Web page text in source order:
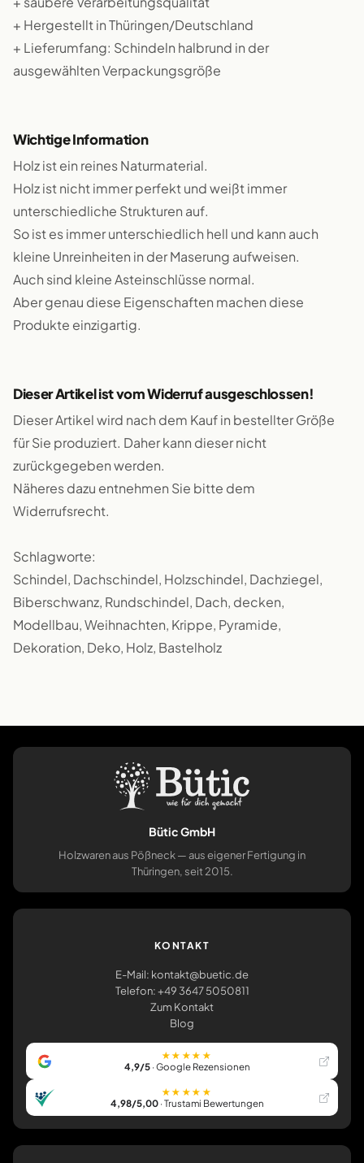
+ Hergestellt in Thüringen/Deutschland
+ Lieferumfang: Schindeln halbrund in der
ausgewählten Verpackungsgröße
Wichtige Information
Holz ist ein reines Naturmaterial.
Holz ist nicht immer perfekt und weißt immer
unterschiedliche Strukturen auf.
So ist es immer unterschiedlich hell und kann auch
kleine Unreinheiten in der Maserung aufweisen.
Auch sind kleine Asteinschlüsse normal.
Aber genau diese Eigenschaften machen diese
Produkte einzigartig.
Dieser Artikel ist vom Widerruf ausgeschlossen!
Dieser Artikel wird nach dem Kauf in bestellter Größe
für Sie produziert. Daher kann dieser nicht
zurückgegeben werden.
Näheres dazu entnehmen Sie bitte dem
Widerrufsrecht.
Schlagworte:
Schindel, Dachschindel, Holzschindel, Dachziegel,
Biberschwanz, Rundschindel, Dach, decken,
Modellbau, Weihnachten, Krippe, Pyramide,
Dekoration, Deko, Holz, Bastelholz
Bütic GmbH
Holzwaren aus Pößneck — aus eigener Fertigung in
Thüringen, seit 2015.
KONTAKT
E-Mail: kontakt@buetic.de
Telefon: +49 3647 5050811
Zum Kontakt
Blog
★★★★★
4,9/5· Google Rezensionen
★★★★★
4,98/5,00· Trustami Bewertungen